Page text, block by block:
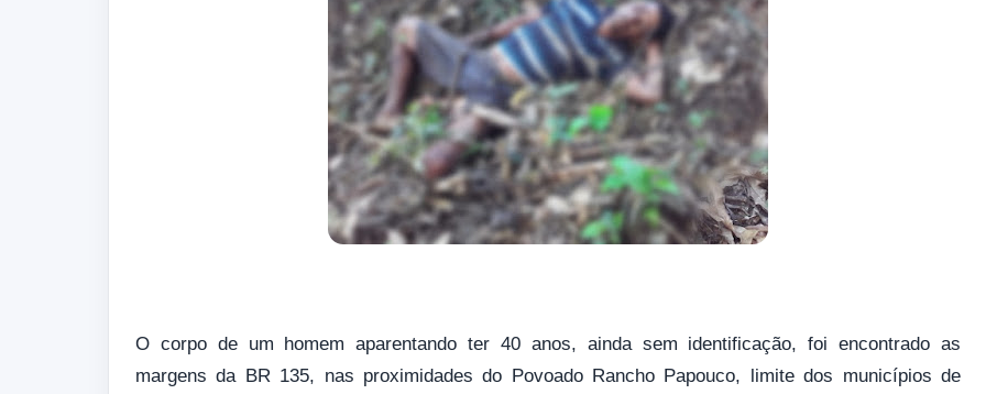
O corpo de um homem aparentando ter 40 anos, ainda sem identificação, foi encontrado as
margens da BR 135, nas proximidades do Povoado Rancho Papouco, limite dos municípios de